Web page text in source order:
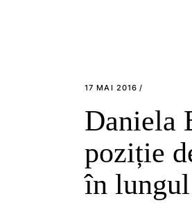
17 MAI 2016
Daniela
poziție
în